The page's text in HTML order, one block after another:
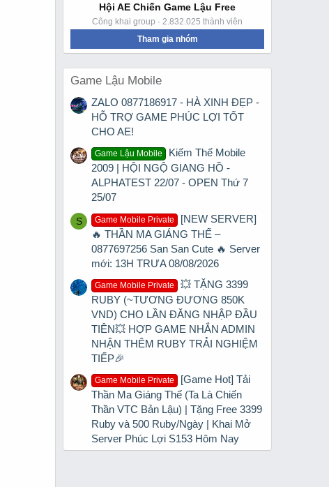
Hội AE Chiến Game Lậu Free
Công khai group · 2.832.025 thành viên
Tham gia nhóm
Game Lậu Mobile
ZALO 0877186917 - HÀ XINH ĐẸP -
HỖ TRỢ GAME PHÚC LỢI TỐT
CHO AE!
Game Lậu Mobile
Kiếm Thế Mobile
2009 | HỘI NGỘ GIANG HỒ -
ALPHATEST 22/07 - OPEN Thứ 7
25/07
S Game Mobile Private
[NEW SERVER]
🔥 THẦN MA GIÁNG THẾ –
0877697256 San San Cute 🔥 Server
mới: 13H TRƯA 08/08/2026
Game Mobile Private
💥 TẶNG 3399
RUBY (~TƯƠNG ĐƯƠNG 850K
VND) CHO LẦN ĐĂNG NHẬP ĐẦU
TIÊN💥 HỢP GAME NHẮN ADMIN
NHẬN THÊM RUBY TRẢI NGHIỆM
TIẾP🎉
Game Mobile Private
[Game Hot] Tải
Thần Ma Giáng Thế (Ta Là Chiến
Thần VTC Bản Lậu) | Tặng Free 3399
Ruby và 500 Ruby/Ngày | Khai Mở
Server Phúc Lợi S153 Hôm Nay